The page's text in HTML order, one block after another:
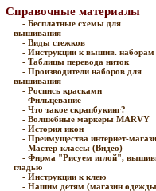
Справочные материалы
- Бесплатные схемы для
вышивания
- Виды стежков
- Инструкции к вышив. наборам
- Таблицы перевода ниток
- Производители наборов для
вышивания
- Роспись красками
- Фильцевание
- Что такое скрапбукинг?
- Волшебные маркеры MARVY
- История икон
- Преимущества интернет-
- Мастер-классы (Видео)
- Фирма "Рисуем иглой",
гладью
- Инструкции к клею
- Нашим детям (магазин одежды